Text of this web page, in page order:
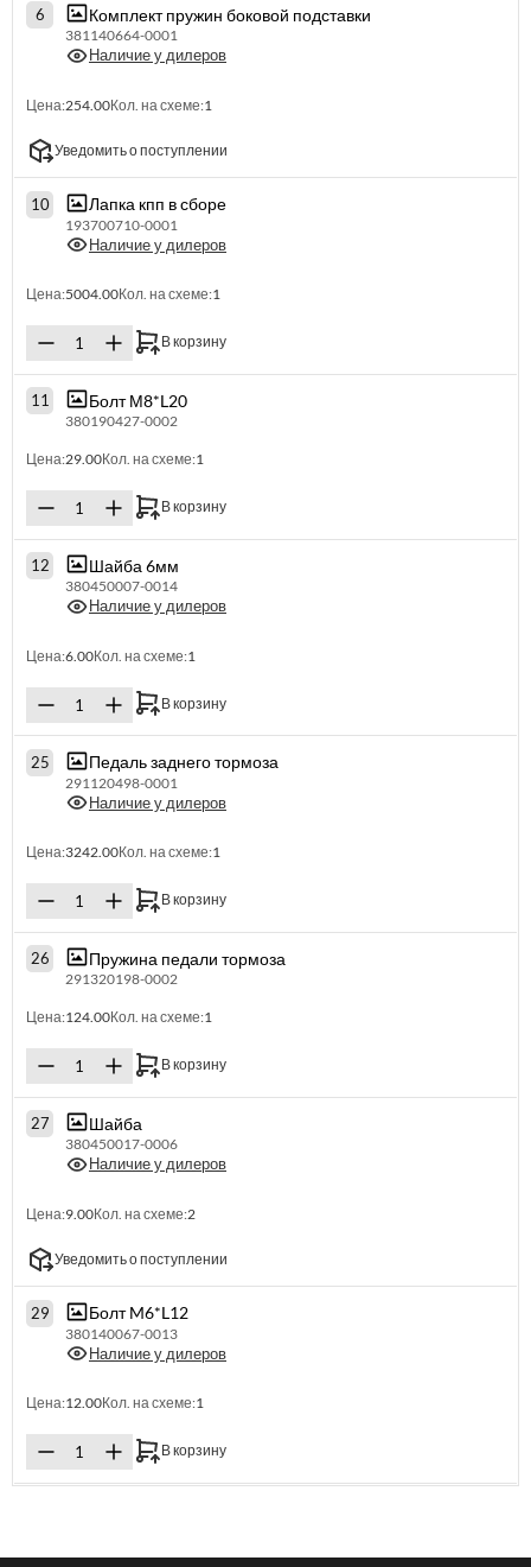
6 Комплект пружин боковой подставки
381140664-0001
Наличие у дилеров
Цена:254.00Кол. на схеме:1
Уведомить о поступлении
10 Лапка кпп в сборе
193700710-0001
Наличие у дилеров
Цена:5004.00Кол. на схеме:1
В корзину
11 Болт М8*L20
380190427-0002
Цена:29.00Кол. на схеме:1
В корзину
12 Шайба 6мм
380450007-0014
Наличие у дилеров
Цена:6.00Кол. на схеме:1
В корзину
25 Педаль заднего тормоза
291120498-0001
Наличие у дилеров
Цена:3242.00Кол. на схеме:1
В корзину
26 Пружина педали тормоза
291320198-0002
Цена:124.00Кол. на схеме:1
В корзину
27 Шайба
380450017-0006
Наличие у дилеров
Цена:9.00Кол. на схеме:2
Уведомить о поступлении
29 Болт M6*L12
380140067-0013
Наличие у дилеров
Цена:12.00Кол. на схеме:1
В корзину